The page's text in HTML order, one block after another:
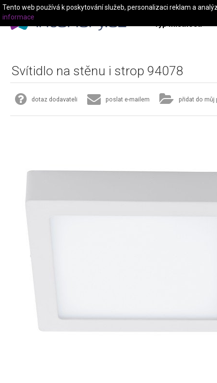
Typ místnosti
Svítidlo na stěnu i strop 94078
dotaz dodavateli poslat e-mailem přidat do můj
Tento web používá k poskytování služeb, personalizaci reklam a
informace